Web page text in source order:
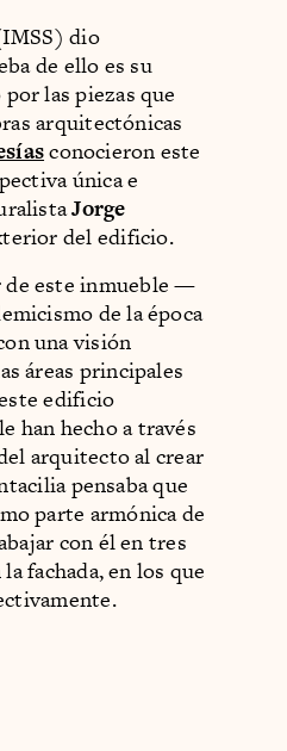
dio
de ello es su
las piezas que
arquitectónicas
conocieron este
única e
Jorge
del edificio.
de este inmueble —
de la época
una visión
áreas principales
edificio
han hecho a través
arquitecto al crear
pensaba que
parte armónica de
con él en tres
fachada, en los que